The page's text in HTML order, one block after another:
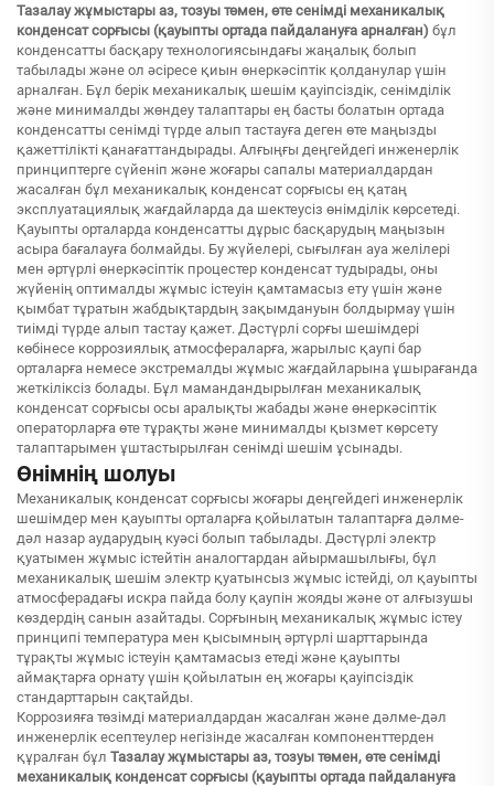
Тазалау жұмыстары аз, тозуы төмен, өте сенімді механикалық
конденсат сорғысы (қауыпты ортада пайдалануға арналған) бұл
конденсатты басқару технологиясындағы жаңалық болып
табылады және ол әсіресе қиын өнеркәсіптік қолданулар үшін
арналған. Бұл берік механикалық шешім қауіпсіздік, сенімділік
және минималды жөндеу талаптары ең басты болатын ортада
конденсатты сенімді түрде алып тастауға деген өте маңызды
қажеттілікті қанағаттандырады. Алғыңғы деңгейдегі инженерлік
принциптерге сүйеніп және жоғары сапалы материалдардан
жасалған бұл механикалық конденсат сорғысы ең қатаң
эксплуатациялық жағдайларда да шектеусіз өнімділік көрсетеді.
Қауыпты орталарда конденсатты дұрыс басқарудың маңызын
асыра бағалауға болмайды. Бу жүйелері, сығылған ауа желілері
мен әртүрлі өнеркәсіптік процестер конденсат тудырады, оны
жүйенің оптималды жұмыс істеуін қамтамасыз ету үшін және
қымбат тұратын жабдықтардың зақымдануын болдырмау үшін
тиімді түрде алып тастау қажет. Дәстүрлі сорғы шешімдері
көбінесе коррозиялық атмосфераларға, жарылыс қаупі бар
орталарға немесе экстремалды жұмыс жағдайларына ұшырағанда
жеткіліксіз болады. Бұл мамандандырылған механикалық
конденсат сорғысы осы аралықты жабады және өнеркәсіптік
операторларға өте тұрақты және минималды қызмет көрсету
талаптарымен ұштастырылған сенімді шешім ұсынады.
Өнімнің шолуы
Механикалық конденсат сорғысы жоғары деңгейдегі инженерлік
шешімдер мен қауыпты орталарға қойылатын талаптарға дәлме-
дәл назар аударудың куәсі болып табылады. Дәстүрлі электр
қуатымен жұмыс істейтін аналогтардан айырмашылығы, бұл
механикалық шешім электр қуатынсыз жұмыс істейді, ол қауыпты
атмосферадағы искра пайда болу қаупін жояды және от алғызушы
көздердің санын азайтады. Сорғының механикалық жұмыс істеу
принципі температура мен қысымның әртүрлі шарттарында
тұрақты жұмыс істеуін қамтамасыз етеді және қауыпты
аймақтарға орнату үшін қойылатын ең жоғары қауіпсіздік
стандарттарын сақтайды.
Коррозияға төзімді материалдардан жасалған және дәлме-дәл
инженерлік есептеулер негізінде жасалған компоненттерден
құралған бұл Тазалау жұмыстары аз, тозуы төмен, өте сенімді
механикалық конденсат сорғысы (қауыпты ортада пайдалануға